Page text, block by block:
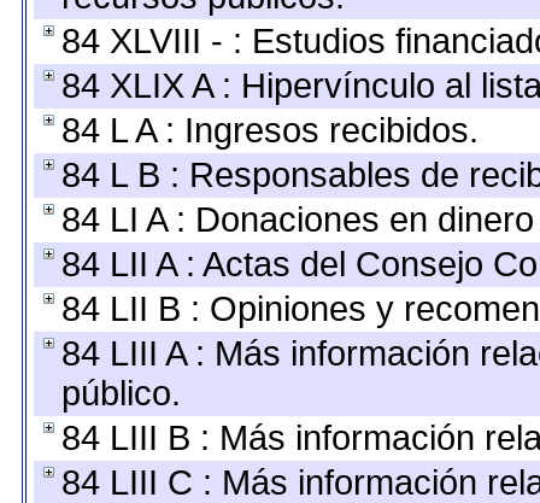
84 XLVIII - : Estudios
84 XLIX A : Hipervínculo al
84 L A : Ingresos recibidos.
84 L B : Responsables de
84 LI A : Donaciones en
84 LII A : Actas del Consejo
84 LII B : Opiniones y
84 LIII A : Más información
público.
84 LIII B : Más información
84 LIII C : Más información